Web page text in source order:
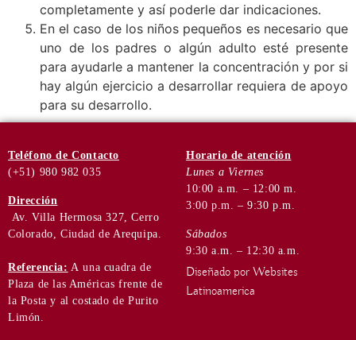
completamente y así poderle dar indicaciones.
En el caso de los niños pequeños es necesario que
uno de los padres o algún adulto esté presente
para ayudarle a mantener la concentración y por si
hay algún ejercicio a desarrollar requiera de apoyo
para su desarrollo.
Teléfono de Contacto
(+51) 980 982 035
Dirección
Av. Villa Hermosa 327, Cerro
Colorado, Ciudad de Arequipa.
Referencia: A una cuadra de
Plaza de las Américas frente de
la Posta y al costado de Purito
Limón.
Horario de atención
Lunes a Viernes
10:00 a.m. – 12:00 m.
3:00 p.m. – 9:30 p.m.
Sábados
9:30 a.m. – 12:30 a.m.
Diseñado por Websites
Latinoamerica